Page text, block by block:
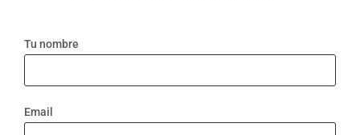
Tu nombre
Email